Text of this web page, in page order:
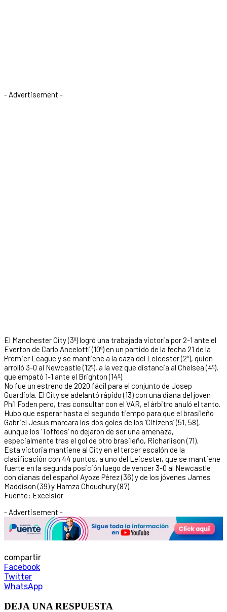
- Advertisement -
El Manchester City (3º) logró una trabajada victoria por 2-1 ante el
Everton de Carlo Ancelotti (10º) en un partido de la fecha 21 de la
Premier League y se mantiene a la caza del Leicester (2º), quien
arrolló 3-0 al Newcastle (12º), a la vez que distancia al Chelsea (4º),
que empató 1-1 ante el Brighton (14º).
No fue un estreno de 2020 fácil para el conjunto de Josep
Guardiola. El City se adelantó rápido (13) con una diana del joven
Phil Foden pero, tras consultar con el VAR, el árbitro anuló el tanto.
Hubo que esperar hasta el segundo tiempo para que el brasileño
Gabriel Jesus marcara los dos goles de los ‘Citizens’ (51, 58),
aunque los ‘Toffees’ no dejaron de ser una amenaza,
especialmente tras el gol de otro brasileño, Richarlison (71).
Esta victoria mantiene al City en el tercer escalón de la
clasificación con 44 puntos, a uno del Leicester, que se mantiene
fuerte en la segunda posición luego de vencer 3-0 al Newcastle
con dianas del español Ayoze Pérez (36) y de los jóvenes James
Maddison (39) y Hamza Choudhury (87).
Fuente: Excelsior
- Advertisement -
compartir
Facebook
Twitter
WhatsApp
DEJA UNA RESPUESTA